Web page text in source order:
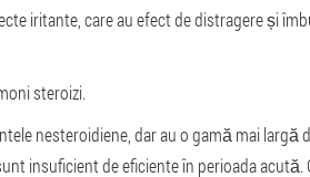
iritante, care au efect de distragere și
steroizi.
nesteroidiene, dar au o gamă mai largă
insuficient de eficiente în perioada acută.